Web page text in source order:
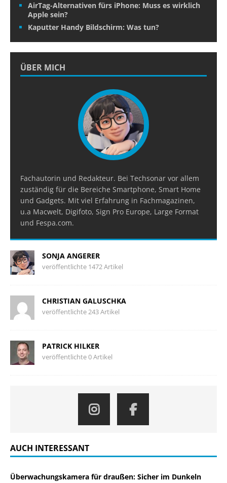
AirTag-Alternativen fürs iPhone: Muss es wirklich
Apple sein?
Kaputter Handy Bildschirm: Was tun?
ÜBER MICH
Fachautorin und Redakteur. Bei Techsonar vor allem
zuständig für die Bereiche Smartphone, Smart Home
und Gadgets. Mit viel Erfahrung in Fachmagazinen,
u.a Macwelt, Digifoto, Sign Pro Europe, Large Format
und Fespa.com.
SONJA ANGERER
veröffentlichte 1472 Artikel
CHRISTIAN GALUSCHKA
veröffentlichte 243 Artikel
PATRICK HILKER
veröffentlichte 0 Artikel
AUCH INTERESSANT
Überwachungskamera für draußen: Sicher im Dunkeln